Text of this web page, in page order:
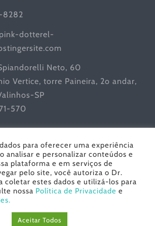
8282
dotterel-
Neto, 60
Vertice, torre Paineira, 2o andar,
SP
570
- Urologia | Todos os Direitos
para oferecer uma experiência
analisar e personalizar conteúdos e
plataforma e em serviços de
pelo site, você autoriza o Dr.
coletar estes dados e utilizá-los para
nossa Política de Privacidade e
Aceitar Todos